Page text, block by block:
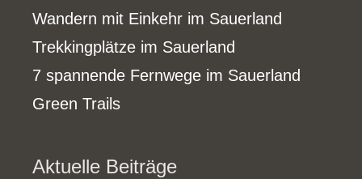
Wandern mit Einkehr im Sauerland
Trekkingplätze im Sauerland
7 spannende Fernwege im Sauerland
Green Trails
Aktuelle Beiträge